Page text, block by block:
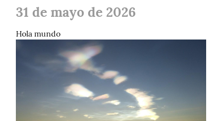
31 de mayo de 2026